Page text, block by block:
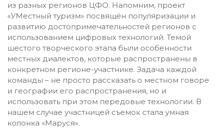
из разных регионов ЦФО. Напомним, проект
«УМестный туризм» посвящён популяризации и
развитию достопримечательностей регионов с
использованием цифровых технологий. Темой
шестого творческого этапа были особенности
местных диалектов, которые распространены в
конкретном регионе-участнике. Задача каждой
команды – не просто рассказать о местном говоре
и географии его распространения, но и
использовать при этом передовые технологии. В
нашем случае участницей съемок стала умная
колонка «Маруся».